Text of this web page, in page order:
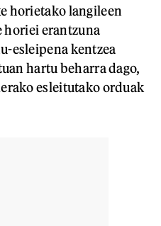
horietako langileen
erantzuna
esleipena kentzea
hartu beharra dago,
esleitutako orduak